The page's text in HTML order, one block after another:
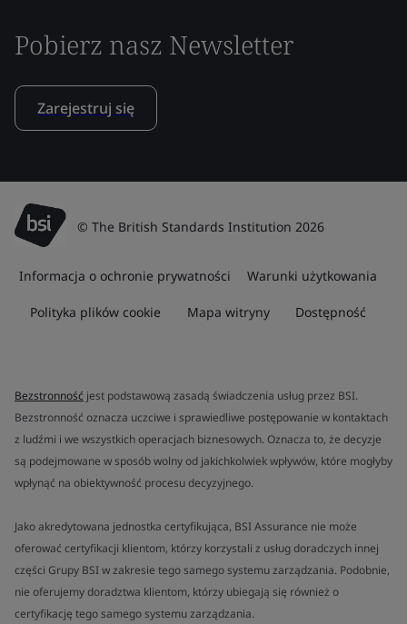
Pobierz nasz Newsletter
Zarejestruj się
© The British Standards Institution 2026
Informacja o ochronie prywatności Warunki użytkowania
Polityka plików cookie Mapa witryny Dostępność
Bezstronność jest podstawową zasadą świadczenia usług przez BSI.
Bezstronność oznacza uczciwe i sprawiedliwe postępowanie w kontaktach
z ludźmi i we wszystkich operacjach biznesowych. Oznacza to, że decyzje
są podejmowane w sposób wolny od jakichkolwiek wpływów, które mogłyby
wpłynąć na obiektywność procesu decyzyjnego.
Jako akredytowana jednostka certyfikująca, BSI Assurance nie może
oferować certyfikacji klientom, którzy korzystali z usług doradczych innej
części Grupy BSI w zakresie tego samego systemu zarządzania. Podobnie,
nie oferujemy doradztwa klientom, którzy ubiegają się również o
certyfikację tego samego systemu zarządzania.